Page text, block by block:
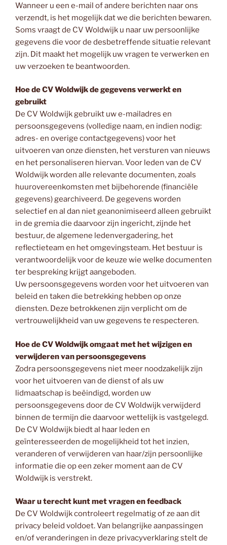
Wanneer u een e-mail of andere berichten naar ons
verzendt, is het mogelijk dat we die berichten bewaren.
Soms vraagt de CV Woldwijk u naar uw persoonlijke
gegevens die voor de desbetreffende situatie relevant
zijn. Dit maakt het mogelijk uw vragen te verwerken en
uw verzoeken te beantwoorden.
Hoe de CV Woldwijk de gegevens verwerkt en
gebruikt
De CV Woldwijk gebruikt uw e-mailadres en
persoonsgegevens (volledige naam, en indien nodig:
adres- en overige contactgegevens) voor het
uitvoeren van onze diensten, het versturen van nieuws
en het personaliseren hiervan. Voor leden van de CV
Woldwijk worden alle relevante documenten, zoals
huurovereenkomsten met bijbehorende (financiële
gegevens) gearchiveerd. De gegevens worden
selectief en al dan niet geanonimiseerd alleen gebruikt
in de gremia die daarvoor zijn ingericht, zijnde het
bestuur, de algemene ledenvergadering, het
reflectieteam en het omgevingsteam. Het bestuur is
verantwoordelijk voor de keuze wie welke documenten
ter bespreking krijgt aangeboden.
Uw persoonsgegevens worden voor het uitvoeren van
beleid en taken die betrekking hebben op onze
diensten. Deze betrokkenen zijn verplicht om de
vertrouwelijkheid van uw gegevens te respecteren.
Hoe de CV Woldwijk omgaat met het wijzigen en
verwijderen van persoonsgegevens
Zodra persoonsgegevens niet meer noodzakelijk zijn
voor het uitvoeren van de dienst of als uw
lidmaatschap is beëindigd, worden uw
persoonsgegevens door de CV Woldwijk verwijderd
binnen de termijn die daarvoor wettelijk is vastgelegd.
De CV Woldwijk biedt al haar leden en
geïnteresseerden de mogelijkheid tot het inzien,
veranderen of verwijderen van haar/zijn persoonlijke
informatie die op een zeker moment aan de CV
Woldwijk is verstrekt.
Waar u terecht kunt met vragen en feedback
De CV Woldwijk controleert regelmatig of ze aan dit
privacy beleid voldoet. Van belangrijke aanpassingen
en/of veranderingen in deze privacyverklaring stelt de